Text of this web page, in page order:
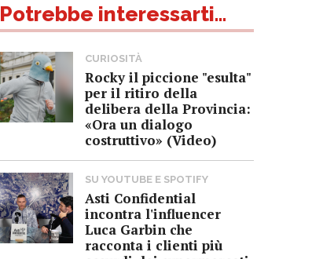
Potrebbe interessarti...
CURIOSITÀ
Rocky il piccione "esulta"
per il ritiro della
delibera della Provincia:
«Ora un dialogo
costruttivo» (Video)
SU YOUTUBE E SPOTIFY
Asti Confidential
incontra l'influencer
Luca Garbin che
racconta i clienti più